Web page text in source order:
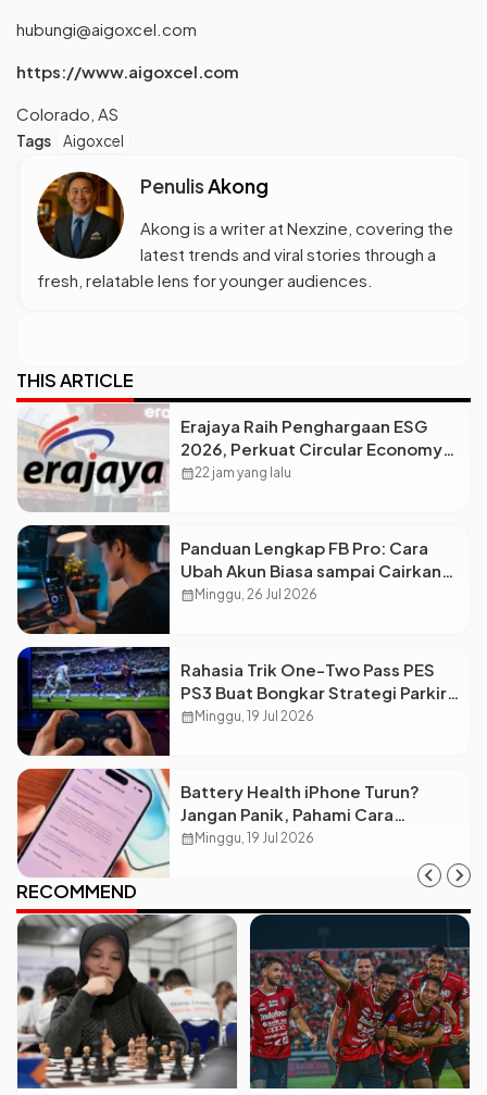
hubungi@aigoxcel.com
https://www.aigoxcel.com
Colorado, AS
Tags Aigoxcel
PenulisAkong
Akong is a writer at Nexzine, covering the
latest trends and viral stories through a
fresh, relatable lens for younger audiences.
THIS ARTICLE
Erajaya Raih Penghargaan ESG
2026, Perkuat Circular Economy
Lewat Pengelolaan Limbah
calendar_month22 jam yang lalu
Panduan Lengkap FB Pro: Cara
Ubah Akun Biasa sampai Cairkan
Dolar ke Rekening
calendar_monthMinggu, 26 Jul 2026
Rahasia Trik One-Two Pass PES
PS3 Buat Bongkar Strategi Parkir
Bus Lawan
calendar_monthMinggu, 19 Jul 2026
Battery Health iPhone Turun?
Jangan Panik, Pahami Cara
Merawatnya Biar Awet!
calendar_monthMinggu, 19 Jul 2026
RECOMMEND